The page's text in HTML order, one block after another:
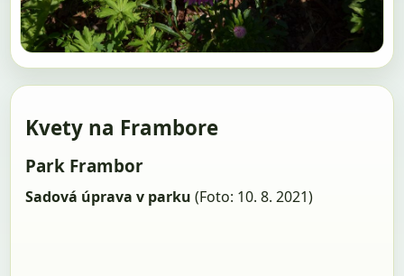
Kvety na Frambore
Park Frambor
Sadová úprava v parku(Foto: 10. 8. 2021)